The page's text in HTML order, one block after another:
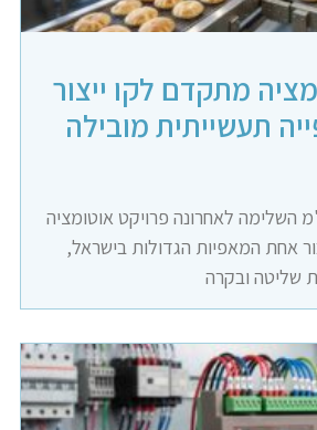
מתקדם לקו ייצור
תעשייתית מובילה
השלימה לאחרונה פרויקט אוטומציה
אחת המאפיות הגדולות בישראל,
שליטה ובקרה